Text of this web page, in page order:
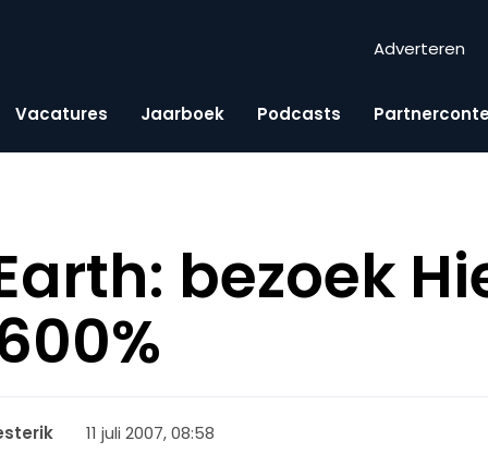
Adverteren
Vacatures Jaarboek Podcasts
bezoek
11 juli 2007, 08:58